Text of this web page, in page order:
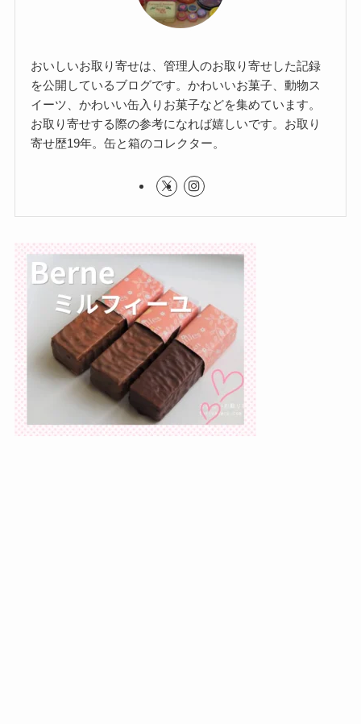
おいしいお取り寄せは、管理人のお取り寄せした記録
を公開しているブログです。かわいいお菓子、動物ス
イーツ、かわいい缶入りお菓子などを集めています。
お取り寄せする際の参考になれば嬉しいです。お取り
寄せ歴19年。缶と箱のコレクター。